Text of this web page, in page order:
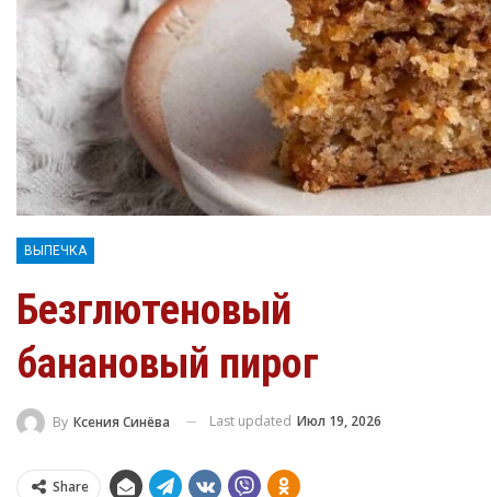
ВЫПЕЧКА
Безглютеновый
банановый пирог
By Ксения Синёва Last updated Июл 19, 2026
Share